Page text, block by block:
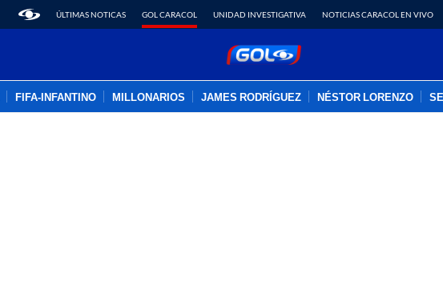
ÚLTIMAS NOTICAS GOL CARACOL UNIDAD INVESTIGATIVA NOTICIAS CARACOL EN VIVO
FIFA-INFANTINO MILLONARIOS JAMES RODRÍGUEZ NÉSTOR LORENZO